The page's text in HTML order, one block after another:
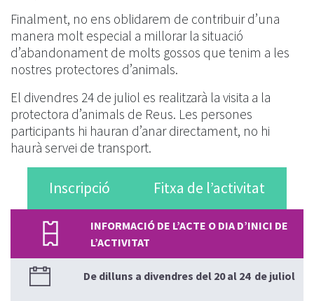
Finalment, no ens oblidarem de contribuir d’una
manera molt especial a millorar la situació
d’abandonament de molts gossos que tenim a les
nostres protectores d’animals.
El divendres 24 de juliol es realitzarà la visita a la
protectora d’animals de Reus. Les persones
participants hi hauran d’anar directament, no hi
haurà servei de transport.
Inscripció Fitxa de l’activitat
INFORMACIÓ DE L’ACTE O DIA D’INICI DE
L’ACTIVITAT
De dilluns a divendres del 20 al 24 de juliol